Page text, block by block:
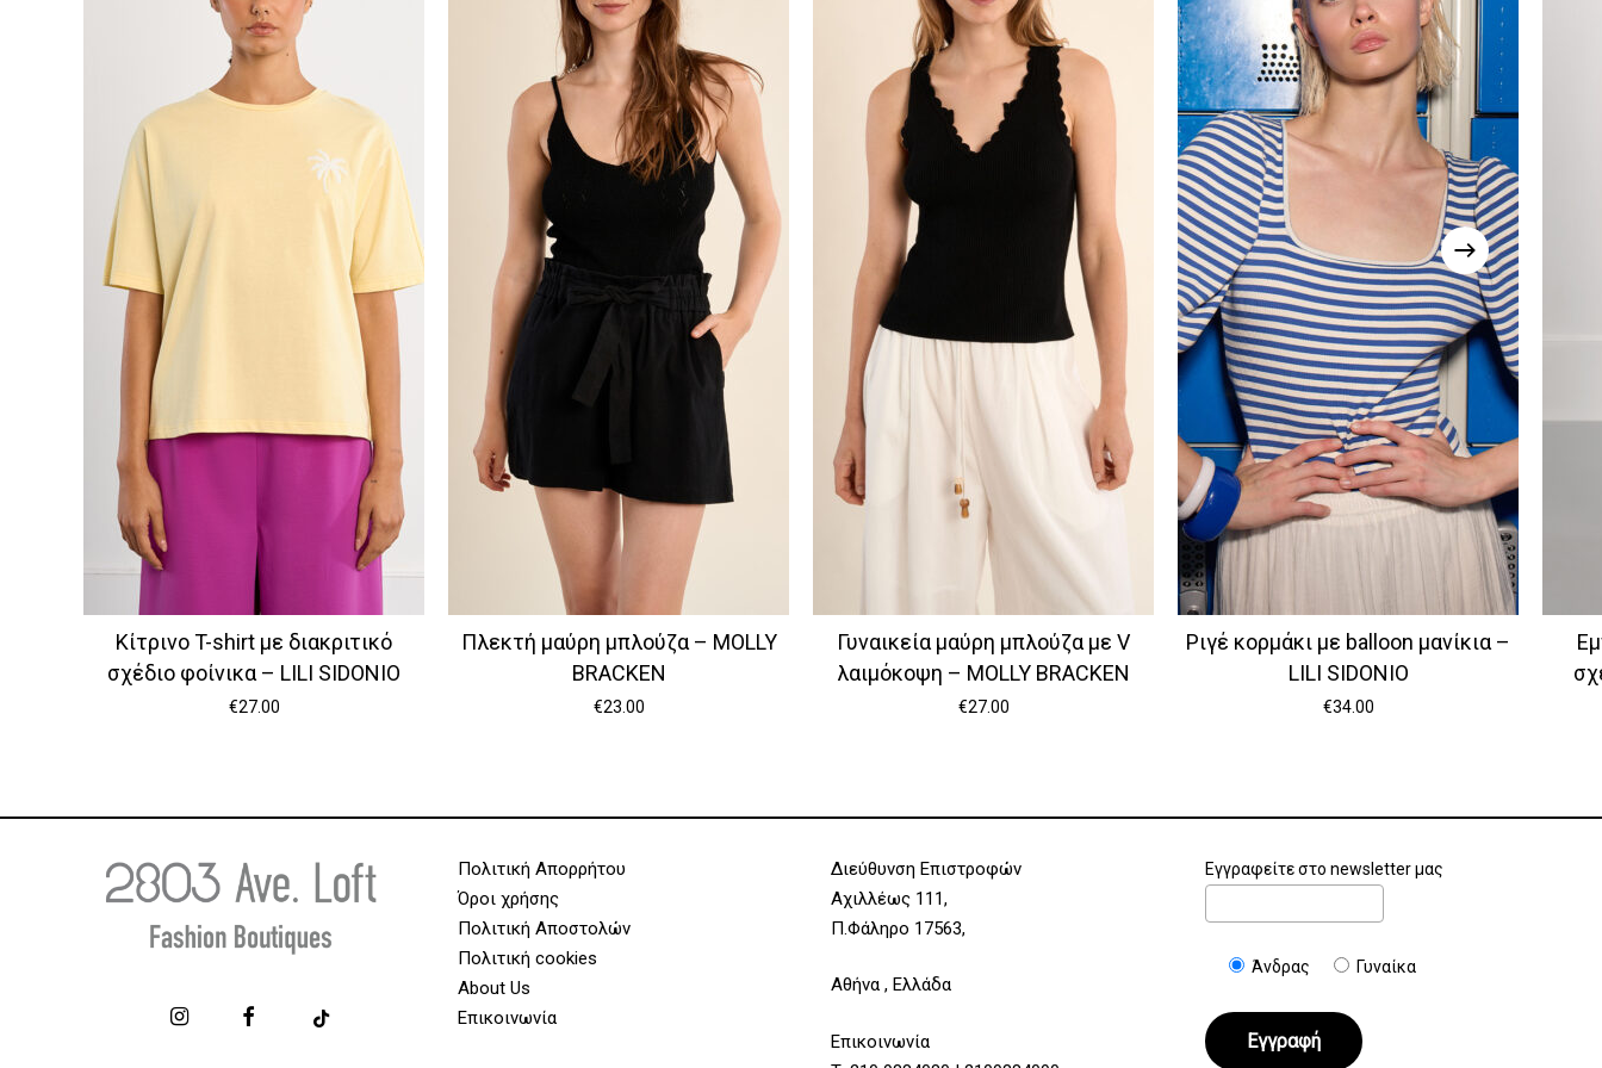
Κίτρινο T-shirt με διακριτικό
σχέδιο φοίνικα – LILI SIDONIO
€27.00
Πλεκτή μαύρη μπλούζα – MOLLY
BRACKEN
€23.00
Γυναικεία μαύρη μπλούζα με V
λαιμόκοψη – MOLLY BRACKEN
€27.00
Ριγέ κορμάκι με balloon μανίκια –
LILI SIDONIO
€34.00
Πολιτική Απορρήτου
Όροι χρήσης
Πολιτική Αποστολών
Πολιτική cookies
About Us
Επικοινωνία
Διεύθυνση Επιστροφών
Αχιλλέως 111,
Π.Φάληρο 17563,
Αθήνα , Ελλάδα
Επικοινωνία
Εγγραφείτε στο newsletter μας
Άνδρας Γυναίκα